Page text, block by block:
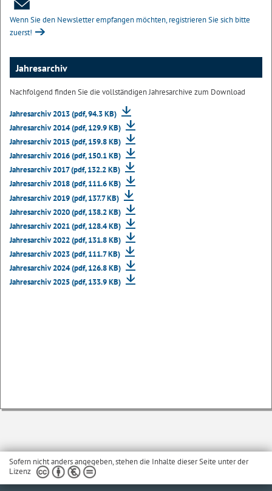
Wenn Sie den Newsletter empfangen möchten, registrieren Sie sich bitte
zuerst!
Jahresarchiv
Nachfolgend finden Sie die vollständigen Jahresarchive zum Download
Jahresarchiv 2013 (pdf, 94.3 KB)
Jahresarchiv 2014 (pdf, 129.9 KB)
Jahresarchiv 2015 (pdf, 159.8 KB)
Jahresarchiv 2016 (pdf, 150.1 KB)
Jahresarchiv 2017 (pdf, 132.2 KB)
Jahresarchiv 2018 (pdf, 111.6 KB)
Jahresarchiv 2019 (pdf, 137.7 KB)
Jahresarchiv 2020 (pdf, 138.2 KB)
Jahresarchiv 2021 (pdf, 128.4 KB)
Jahresarchiv 2022 (pdf, 131.8 KB)
Jahresarchiv 2023 (pdf, 111.7 KB)
Jahresarchiv 2024 (pdf, 126.8 KB)
Jahresarchiv 2025 (pdf, 133.9 KB)
Sofern nicht anders angegeben, stehen die Inhalte dieser Seite unter der
Lizenz